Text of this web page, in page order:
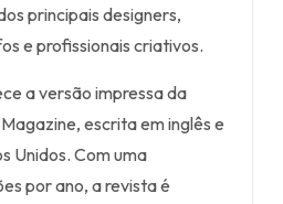
principais designers,
e profissionais criativos.
a versão impressa da
escrita em inglês e
Unidos. Com uma
por ano, a revista é